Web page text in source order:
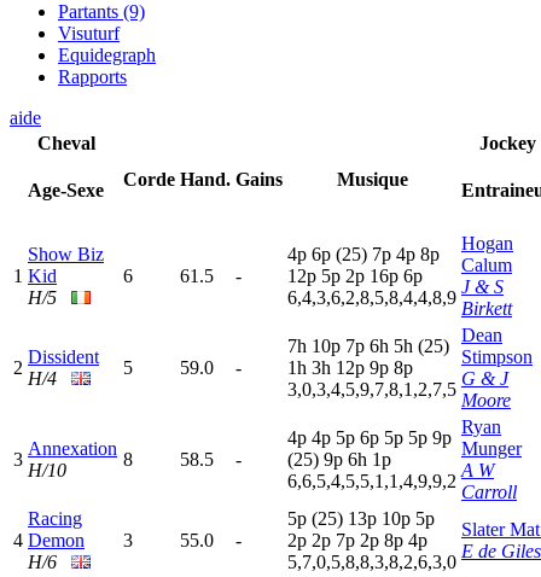
Partants (9)
Visuturf
Equidegraph
Rapports
aide
Cheval
Age-Sexe
Corde Hand. Gains Musique
Jockey
1
Show Biz
Kid
H/5
6 61.5 -
4p 6p (25) 7p 4p 8p
12p 5p 2p 16p 6p
6,4,3,6,2,8,5,8,4,4,8,9
Hogan
Calum
J & S
Birkett
2
Dissident
H/4
5 59.0 -
7h 10p 7p 6h 5h (25)
1h 3h 12p 9p 8p
3,0,3,4,5,9,7,8,1,2,7,5
Dean
Stimpson
G & J
Moore
3
Annexation
H/10
8 58.5 -
4p 4p 5p 6p 5p 5p 9p
(25) 9p 6h 1p
6,6,5,4,5,5,1,1,4,9,9,2
Ryan
Munger
A W
Carroll
4
Racing
Demon
H/6
3 55.0 -
5p (25) 13p 10p 5p
2p 2p 7p 2p 8p 4p
5,7,0,5,8,8,3,8,2,6,3,0
Slater
E de Giles